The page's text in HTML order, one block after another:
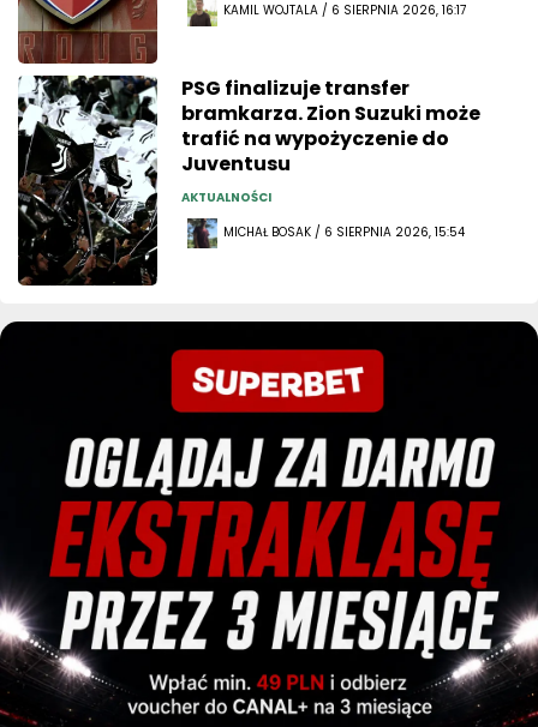
KAMIL WOJTALA / 6 SIERPNIA 2026, 16:17
PSG finalizuje transfer
bramkarza. Zion Suzuki może
trafić na wypożyczenie do
Juventusu
AKTUALNOŚCI
MICHAŁ BOSAK / 6 SIERPNIA 2026, 15:54